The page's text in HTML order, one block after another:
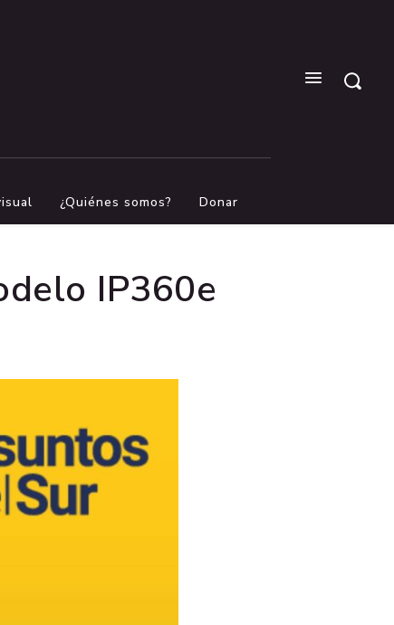
¿Quiénes somos? Donar
IP360e